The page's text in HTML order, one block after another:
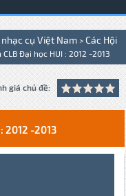
cụ Việt Nam > Các Hội
Đại học HUI : 2012 -2013
giá chủ đề:
2012 -2013